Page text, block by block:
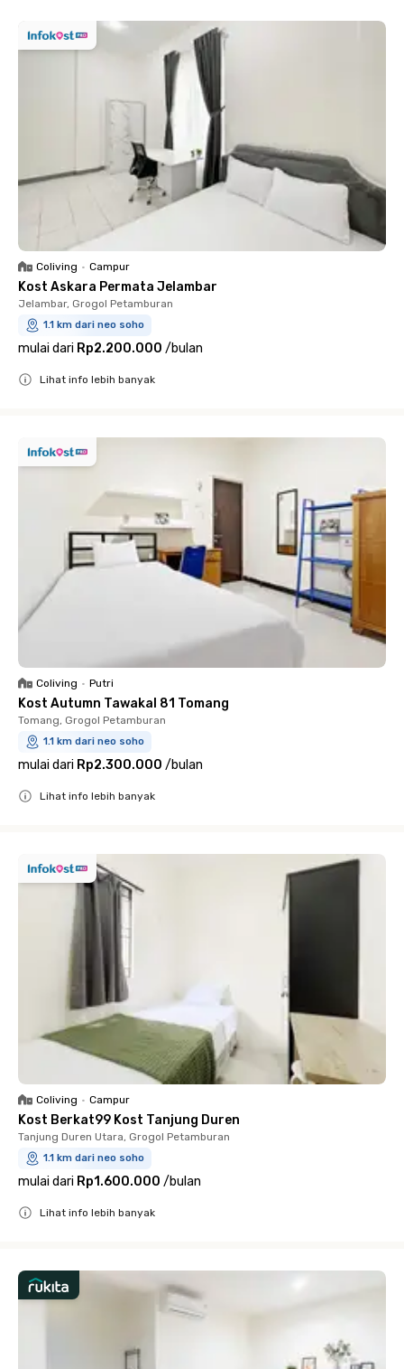
Coliving • Campur
Kost Askara Permata Jelambar
Jelambar, Grogol Petamburan
1.1 km dari neo soho
mulai dari Rp2.200.000 /bulan
Lihat info lebih banyak
Coliving • Putri
Kost Autumn Tawakal 81 Tomang
Tomang, Grogol Petamburan
1.1 km dari neo soho
mulai dari Rp2.300.000 /bulan
Lihat info lebih banyak
Coliving • Campur
Kost Berkat99 Kost Tanjung Duren
Tanjung Duren Utara, Grogol Petamburan
1.1 km dari neo soho
mulai dari Rp1.600.000 /bulan
Lihat info lebih banyak